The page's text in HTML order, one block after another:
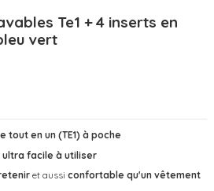
Te1 + 4 inserts en
vert
tout en un (TE1) à poche
facile à utiliser
et aussi confortable qu'un vêtement